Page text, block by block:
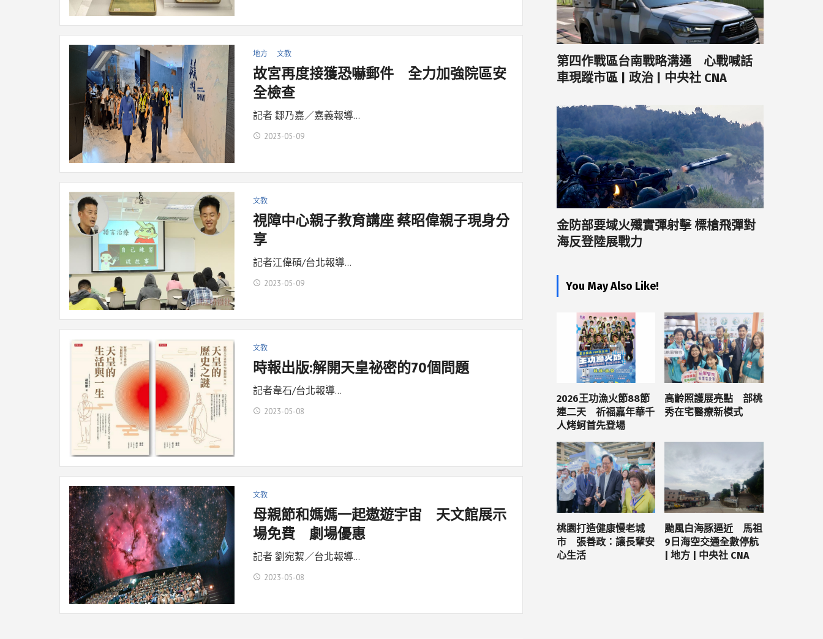
地方 文教
故宮再度接獲恐嚇郵件 全力加強院區安
全檢查
記者 鄒乃嘉／嘉義報導…
2023-05-09
文教
視障中心親子教育講座 蔡昭偉親子現身分
享
記者江偉碩/台北報導…
2023-05-09
文教
時報出版:解開天皇祕密的70個問題
記者韋石/台北報導…
2023-05-08
文教
母親節和媽媽一起遨遊宇宙 天文館展示
場免費 劇場優惠
記者 劉宛絜／台北報導…
2023-05-08
第四作戰區台南戰略溝通 心戰喊話
車現蹤市區 | 政治 | 中央社 CNA
金防部要域火殲實彈射擊 標槍飛彈對
海反登陸展戰力
You May Also Like!
2026王功漁火節88節
連二天 祈福嘉年華千
人烤蚵首先登場
高齡照護展亮點 部桃
秀在宅醫療新模式
桃園打造健康慢老城
市 張善政：讓長輩安
心生活
颱風白海豚逼近 馬祖
9日海空交通全數停航
| 地方 | 中央社 CNA